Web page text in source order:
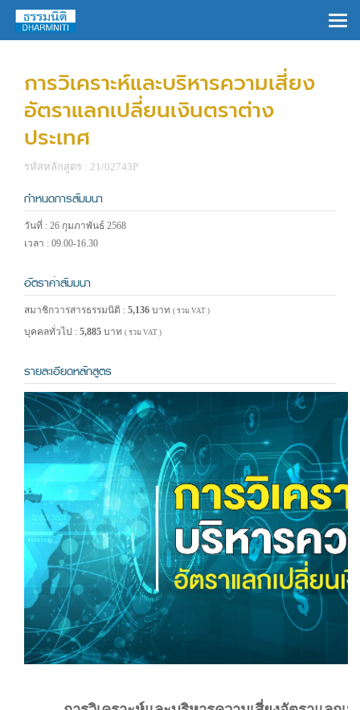
การวิเคราะห์และบริหารความเสี่ยง
อัตราแลกเปลี่ยนเงินตราต่าง
ประเทศ
รหัสหลักสูตร : 21/02743P
กำหนดการสัมมนา
วันที่ : 26 กุมภาพันธ์ 2568
เวลา : 09.00-16.30
อัตราค่าสัมมนา
สมาชิกวารสารธรรมนิติ : 5,136 บาท ( รวม VAT )
บุคคลทั่วไป : 5,885 บาท ( รวม VAT )
รายละเอียดหลักสูตร
×